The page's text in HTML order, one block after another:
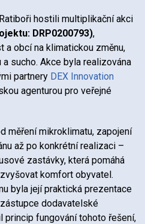
hostili multiplikační akci
DRP0200793),
a obcí na klimatickou změnu,
sucho. Akce byla realizována
partnery DEX Innovation
agenturou pro veřejné
měření mikroklimatu, zapojení
až po konkrétní realizaci –
zastávky, která pomáhá
komfort obyvatel.
byla její praktická prezentace
dodavatelské
fungování tohoto řešení,